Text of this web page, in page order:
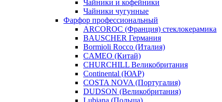
Чайники и кофейники
Чайники чугунные
Фарфор профессиональный
ARCOROC (Франция) стеклокерамика
BAUSCHER Германия
Bormioli Rocco (Италия)
CAMEO (Китай)
CHURCHILL Великобритания
Continental (ЮАР)
COSTA NOVA (Португалия)
DUDSON (Великобритания)
Lubiana (Польша)